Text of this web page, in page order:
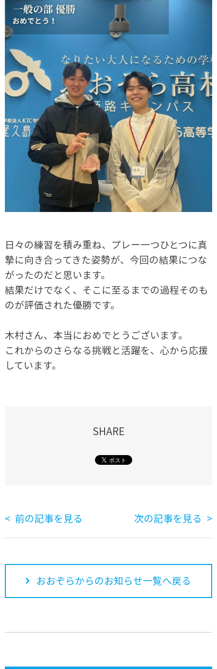
日々の練習を積み重ね、プレー一つひとつに真
摯に向き合ってきた姿勢が、今回の結果につな
がったのだと思います。
結果だけでなく、そこに至るまでの過程そのも
のが評価された優勝です。
木村さん、本当におめでとうございます。
これからのさらなる挑戦と活躍を、心から応援
しています。
SHARE
前の記事を見る 次の記事を見る
おおぞらからのお知らせ一覧へ戻る